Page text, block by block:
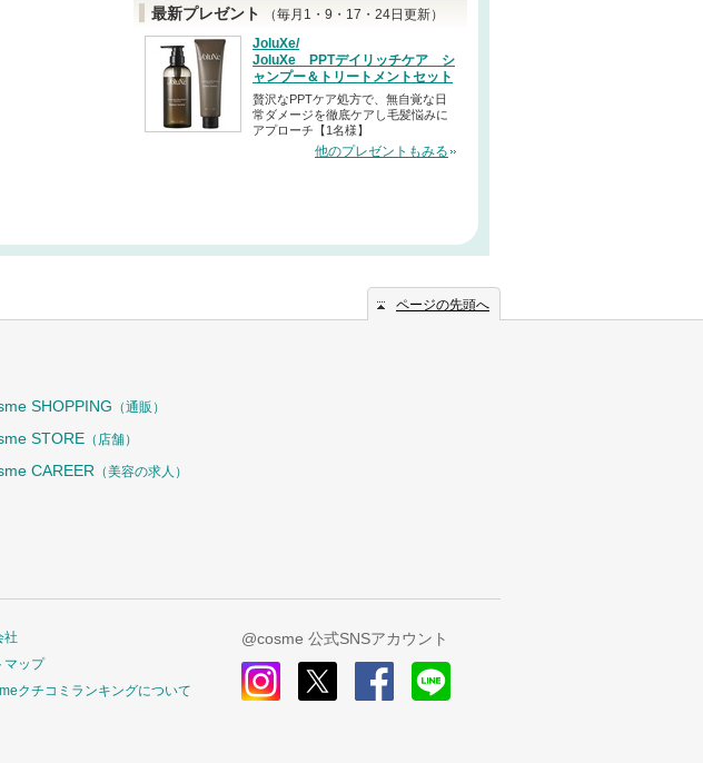
最新プレゼント
（毎月1・9・17・24日更新）
JoluXe/
JoluXe PPTデイリッチケア シ
ャンプー＆トリートメントセット
贅沢なPPTケア処方で、無自覚な日
常ダメージを徹底ケアし毛髪悩みに
アプローチ【1名様】
他のプレゼントもみる
ページの先頭へ
SHOPPING （通販）
STORE （店舗）
CAREER （美容の求人）
社
マップ
クチコミランキングについて
@cosme 公式SNSアカウント